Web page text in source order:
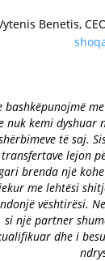
Benetis,
bashkëpunojmë
nuk kemi dyshuar
të saj.
transfertave lejon
brenda një
me lehtësi
vështirësi.
si një partner
dhe i